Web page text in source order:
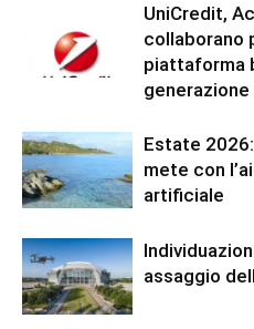
UniCredit,
collaborano
piattaforma
generazione
Estate
mete con
artificiale
assaggio